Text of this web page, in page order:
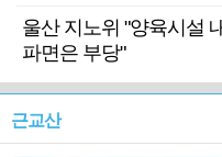
울산 지노위 "양육시설
파면은 부당"
근교산